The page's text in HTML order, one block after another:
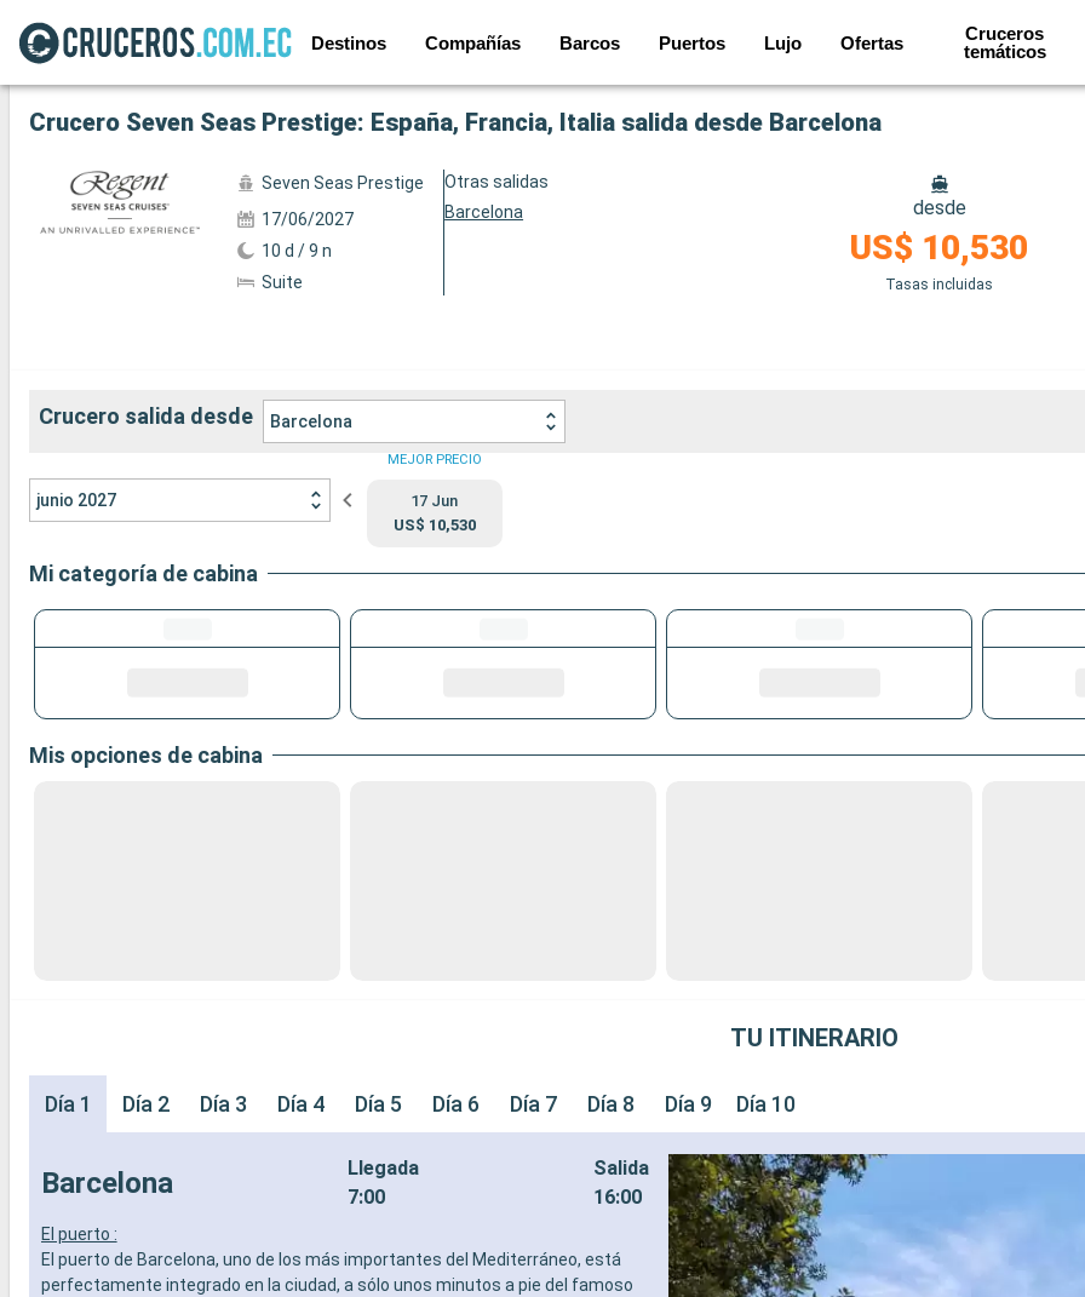
Destinos Compañías Barcos Puertos Lujo Ofertas
Cruceros
temáticos
Ver las 45 fotos siguientes
Crucero Seven Seas Prestige: España, Francia, Italia salida desde Barcelona
Seven Seas Prestige
17/06/2027
10 d / 9 n
Suite
Otras salidas
Barcelona
desde
US$ 10,530
Tasas incluidas
Crucero salida desde Barcelona
junio 2027
MEJOR PRECIO
17 Jun
US$ 10,530
Mi categoría de cabina
Mis opciones de cabina
TU ITINERARIO
Día 1 Día 2 Día 3 Día 4 Día 5 Día 6 Día 7 Día 8 Día 9 Día 10
Barcelona
Llegada
7:00
Salida
16:00
El puerto :
El puerto de Barcelona, uno de los más importantes del Mediterráneo, está
perfectamente integrado en la ciudad, a sólo unos minutos a pie del famoso